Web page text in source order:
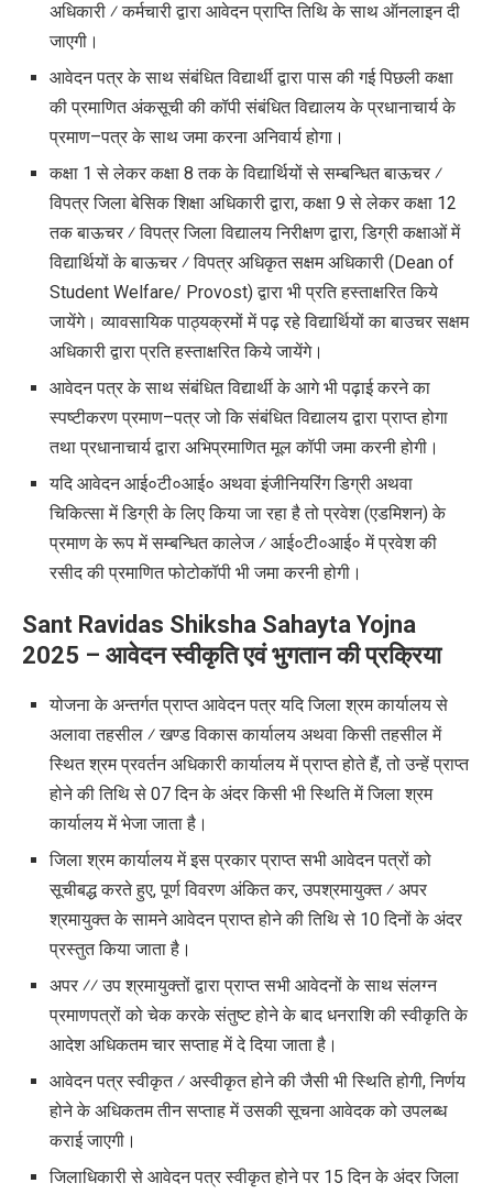
अधिकारी ⁄ कर्मचारी द्वारा आवेदन प्राप्ति तिथि के साथ ऑनलाइन दी
जाएगी।
आवेदन पत्र के साथ संबंधित विद्यार्थी द्वारा पास की गई पिछली कक्षा
की प्रमाणित अंकसूची की कॉपी संबंधित विद्यालय के प्रधानाचार्य के
प्रमाण–पत्र के साथ जमा करना अनिवार्य होगा।
कक्षा 1 से लेकर कक्षा 8 तक के विद्यार्थियों से सम्बन्धित बाऊचर ⁄
विपत्र जिला बेसिक शिक्षा अधिकारी द्वारा, कक्षा 9 से लेकर कक्षा 12
तक बाऊचर ⁄ विपत्र जिला विद्यालय निरीक्षण द्वारा, डिग्री कक्षाओं में
विद्यार्थियों के बाऊचर ⁄ विपत्र अधिकृत सक्षम अधिकारी (Dean of
Student Welfare/ Provost) द्वारा भी प्रति हस्ताक्षरित किये
जायेंगे। व्यावसायिक पाठ्यक्रमों में पढ़ रहे विद्यार्थियों का बाउचर सक्षम
अधिकारी द्वारा प्रति हस्ताक्षरित किये जायेंगे।
आवेदन पत्र के साथ संबंधित विद्यार्थी के आगे भी पढ़ाई करने का
स्पष्टीकरण प्रमाण–पत्र जो कि संबंधित विद्यालय द्वारा प्राप्त होगा
तथा प्रधानाचार्य द्वारा अभिप्रमाणित मूल कॉपी जमा करनी होगी।
यदि आवेदन आई०टी०आई० अथवा इंजीनियरिंग डिग्री अथवा
चिकित्सा में डिग्री के लिए किया जा रहा है तो प्रवेश (एडमिशन) के
प्रमाण के रूप में सम्बन्धित कालेज ⁄ आई०टी०आई० में प्रवेश की
रसीद की प्रमाणित फोटोकॉपी भी जमा करनी होगी।
Sant Ravidas Shiksha Sahayta Yojna
2025 – आवेदन स्वीकृति एवं भुगतान की प्रक्रिया
योजना के अन्तर्गत प्राप्त आवेदन पत्र यदि जिला श्रम कार्यालय से
अलावा तहसील ⁄ खण्ड विकास कार्यालय अथवा किसी तहसील में
स्थित श्रम प्रवर्तन अधिकारी कार्यालय में प्राप्त होते हैं, तो उन्हें प्राप्त
होने की तिथि से 07 दिन के अंदर किसी भी स्थिति में जिला श्रम
कार्यालय में भेजा जाता है।
जिला श्रम कार्यालय में इस प्रकार प्राप्त सभी आवेदन पत्रों को
सूचीबद्ध करते हुए, पूर्ण विवरण अंकित कर, उपश्रमायुक्त ⁄ अपर
श्रमायुक्त के सामने आवेदन प्राप्त होने की तिथि से 10 दिनों के अंदर
प्रस्तुत किया जाता है।
अपर ⁄⁄ उप श्रमायुक्तों द्वारा प्राप्त सभी आवेदनों के साथ संलग्न
प्रमाणपत्रों को चेक करके संतुष्ट होने के बाद धनराशि की स्वीकृति के
आदेश अधिकतम चार सप्ताह में दे दिया जाता है।
आवेदन पत्र स्वीकृत ⁄ अस्वीकृत होने की जैसी भी स्थिति होगी, निर्णय
होने के अधिकतम तीन सप्ताह में उसकी सूचना आवेदक को उपलब्ध
कराई जाएगी।
जिलाधिकारी से आवेदन पत्र स्वीकृत होने पर 15 दिन के अंदर जिला